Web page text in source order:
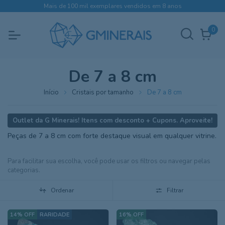
Mais de 100 mil exemplares vendidos em 8 anos
0
De 7 a 8 cm
Início Cristais por tamanho De 7 a 8 cm
Peças de 7 a 8 cm com forte destaque visual em qualquer vitrine.
Ordenar Filtrar
14% OFF 16% OFF